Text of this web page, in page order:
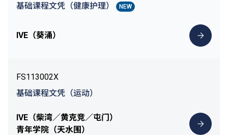
基础课程文凭（健康护理）
NEW
IVE（葵涌）
FS113002X
基础课程文凭（运动）
IVE（柴湾／黄克竞／屯门）
青年学院（天水围）